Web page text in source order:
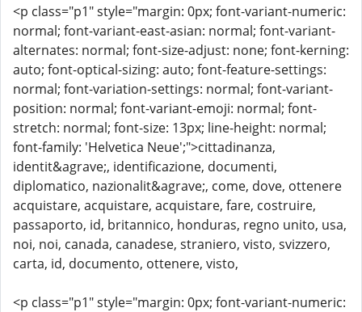
<p class="p1" style="margin: 0px; font-variant-numeric:
normal; font-variant-east-asian: normal; font-variant-
alternates: normal; font-size-adjust: none; font-kerning:
auto; font-optical-sizing: auto; font-feature-settings:
normal; font-variation-settings: normal; font-variant-
position: normal; font-variant-emoji: normal; font-
stretch: normal; font-size: 13px; line-height: normal;
font-family: 'Helvetica Neue';">cittadinanza,
identit&agrave;, identificazione, documenti,
diplomatico, nazionalit&agrave;, come, dove, ottenere
acquistare, acquistare, acquistare, fare, costruire,
passaporto, id, britannico, honduras, regno unito, usa,
noi, noi, canada, canadese, straniero, visto, svizzero,
carta, id, documento, ottenere, visto,
<p class="p1" style="margin: 0px; font-variant-numeric: